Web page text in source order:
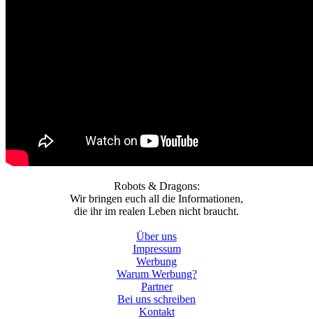
Robots & Dragons:
Wir bringen euch all die Informationen,
die ihr im realen Leben nicht braucht.
Über uns
Impressum
Werbung
Warum Werbung?
Partner
Bei uns schreiben
Kontakt